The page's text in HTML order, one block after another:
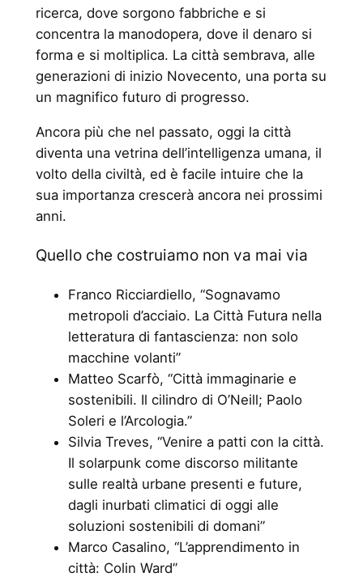
ricerca, dove sorgono fabbriche e si
concentra la manodopera, dove il denaro si
forma e si moltiplica. La città sembrava, alle
generazioni di inizio Novecento, una porta su
un magnifico futuro di progresso.
Ancora più che nel passato, oggi la città
diventa una vetrina dell’intelligenza umana, il
volto della civiltà, ed è facile intuire che la
sua importanza crescerà ancora nei prossimi
anni.
Quello che costruiamo non va mai via
Franco Ricciardiello, “Sognavamo
metropoli d’acciaio. La Città Futura nella
letteratura di fantascienza: non solo
macchine volanti”
Matteo Scarfò, “Città immaginarie e
sostenibili. Il cilindro di O’Neill; Paolo
Soleri e l’Arcologia.”
Silvia Treves, “Venire a patti con la città.
Il solarpunk come discorso militante
sulle realtà urbane presenti e future,
dagli inurbati climatici di oggi alle
soluzioni sostenibili di domani”
Marco Casalino, “L’apprendimento in
città: Colin Ward”